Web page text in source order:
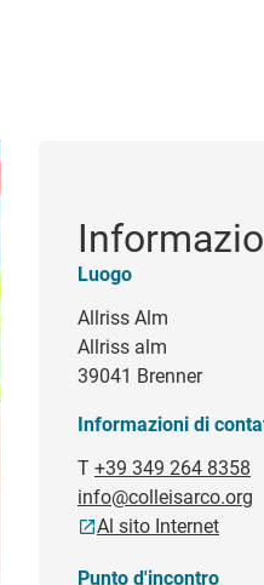
Luogo
Allriss Alm
Allriss alm
39041 Brenner
Informazioni di
T +39 349 264 8358
info@colleisarco.org
Al sito Internet
Punto d'incontro